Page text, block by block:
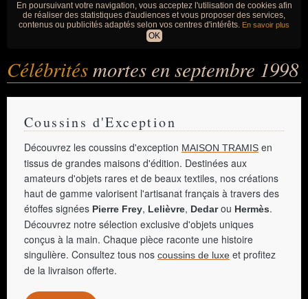
En poursuivant votre navigation, vous acceptez l'utilisation de cookies afin
de réaliser des statistiques d'audiences et vous proposer des services,
contenus ou publicités adaptés selon vos centres d'intérêts. En savoir plus
OK
Célébritésmortes en septembre 1998
Coussins d'Exception
Découvrez les coussins d'exception MAISON TRAMIS en
tissus de grandes maisons d'édition. Destinées aux
amateurs d'objets rares et de beaux textiles, nos créations
haut de gamme valorisent l'artisanat français à travers des
étoffes signées Pierre Frey, Lelièvre, Dedarou Hermès.
Découvrez notre sélection exclusive d'objets uniques
conçus à la main. Chaque pièce raconte une histoire
singulière. Consultez tous nos coussins de luxe et profitez
de la livraison offerte.